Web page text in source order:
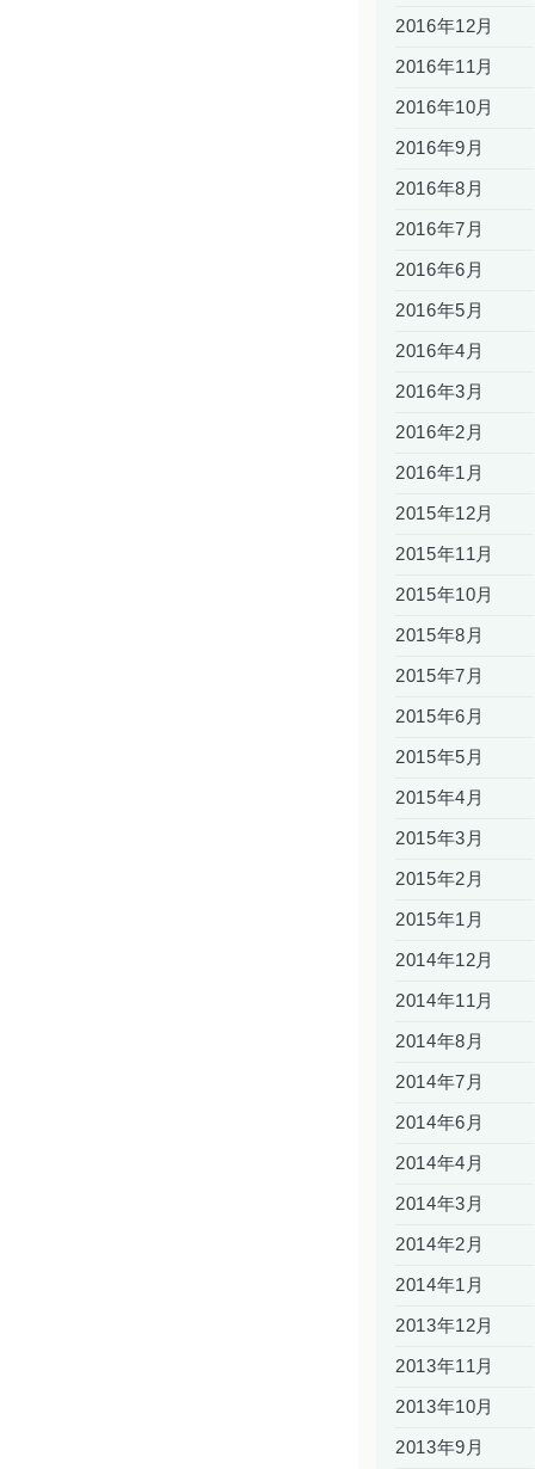
2016年12月
2016年11月
2016年10月
2016年9月
2016年8月
2016年7月
2016年6月
2016年5月
2016年4月
2016年3月
2016年2月
2016年1月
2015年12月
2015年11月
2015年10月
2015年8月
2015年7月
2015年6月
2015年5月
2015年4月
2015年3月
2015年2月
2015年1月
2014年12月
2014年11月
2014年8月
2014年7月
2014年6月
2014年4月
2014年3月
2014年2月
2014年1月
2013年12月
2013年11月
2013年10月
2013年9月